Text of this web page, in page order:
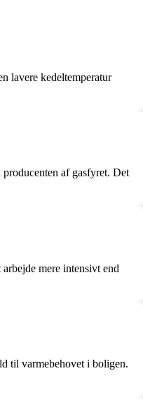
lavere kedeltemperatur
af gasfyret. Det
mere intensivt end
til varmebehovet i boligen.